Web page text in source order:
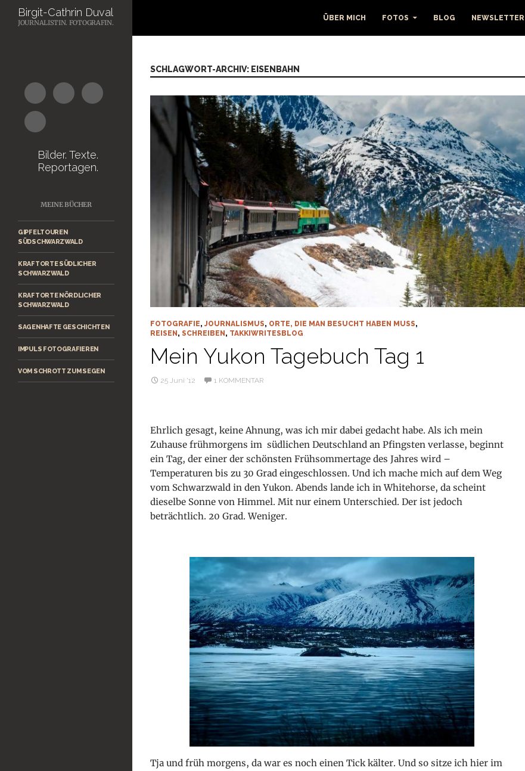
Suchen
ÜBER MICH FOTOS BLOG NEWSLETTER
SCHLAGWORT-ARCHIV: EISENBAHN
FOTOGRAFIE, JOURNALISMUS, ORTE, DIE MAN BESUCHT HABEN MUSS,
REISEN , SCHREIBEN , TAKKIWRITESBLOG
Mein Yukon Tagebuch Tag 1
25 Juni ’12 1 KOMMENTAR
Ehrlich gesagt, keine Ahnung, was ich mir dabei gedacht habe. Als ich mein
Zuhause frühmorgens im südlichen Deutschland an Pfingsten verlasse, beginnt
ein Tag, der einer der schönsten Frühsommertage des Jahres wird –
Temperaturen bis zu 30 Grad eingeschlossen. Und ich mache mich auf dem Weg
vom Schwarzwald in den Yukon. Abends lande ich in Whitehorse, da scheint
dieselbe Sonne von Himmel. Mit nur einem Unterschied. Der ist jedoch
beträchtlich. 20 Grad. Weniger.
Tja und früh morgens, da war es noch einen Tick kälter. Und so sitze ich hier im
Birgit-Cathrin Duval
JOURNALISTIN. FOTOGRAFIN.
Bilder. Texte.
Reportagen.
MEINE BÜCHER
GIPFELTOUREN
SÜDSCHWARZWALD
KRAFTORTE SÜDLICHER
SCHWARZWALD
KRAFTORTE NÖRDLICHER
SCHWARZWALD
SAGENHAFTE GESCHICHTEN
IMPULS FOTOGRAFIEREN
VOM SCHROTT ZUM SEGEN